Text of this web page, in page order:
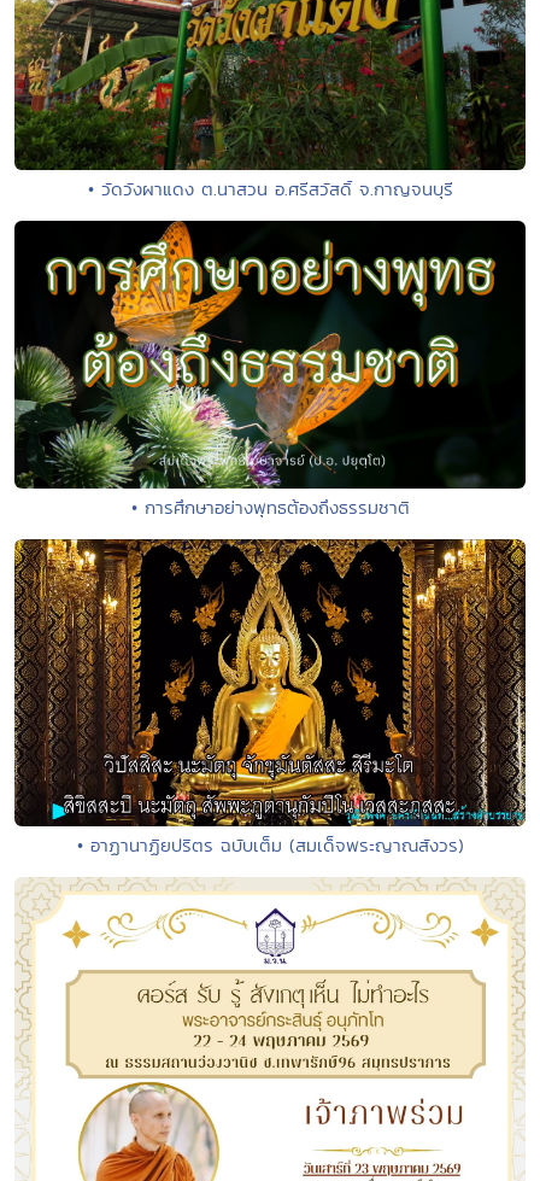
• วัดวังผาแดง ต.นาสวน อ.ศรีสวัสดิ์ จ.กาญจนบุรี
• การศึกษาอย่างพุทธต้องถึงธรรมชาติ
• อาฏานาฏิยปริตร ฉบับเต็ม (สมเด็จพระญาณสังวร)